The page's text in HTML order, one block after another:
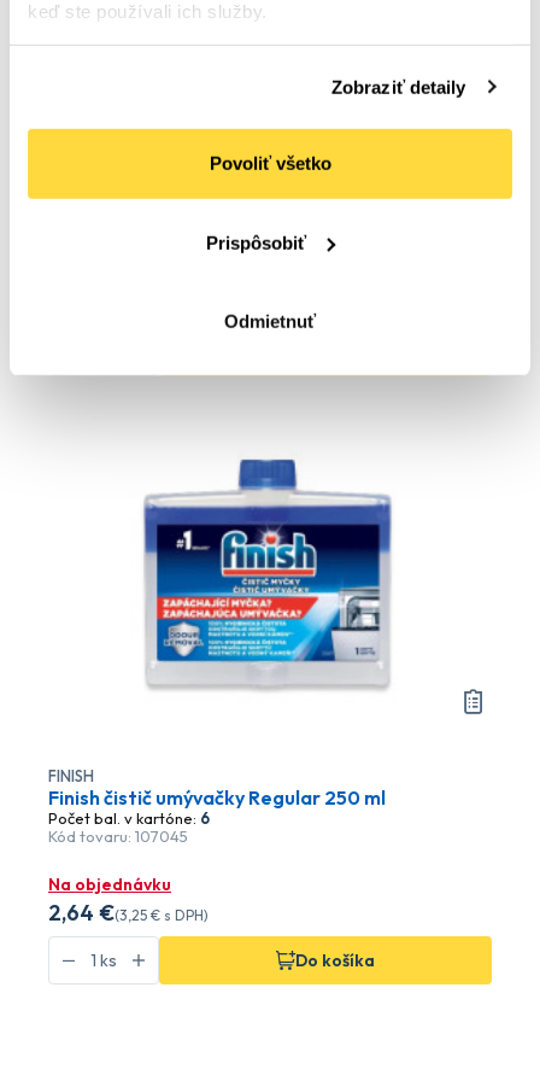
keď ste používali ich služby.
Zobraziť detaily
Povoliť všetko
Prispôsobiť
Odmietnuť
FINISH
Finish čistič umývačky Regular 250 ml
Počet bal. v kartóne: 6
Kód tovaru: 107045
Na objednávku
2,64 €(3,25 € s DPH)
Do košíka